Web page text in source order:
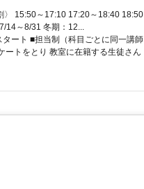
〉 15:50～17:10 17:20～18:40 18:50
14～8/31 冬期：12...
ート ■担当制（科目ごとに同一講師
ートをとり 教室に在籍する生徒さん